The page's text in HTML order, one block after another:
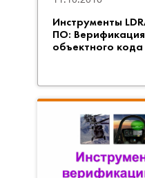
Инструменты
ПО:
объектного кода